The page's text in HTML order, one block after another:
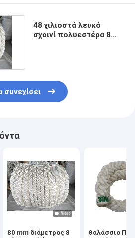
48 χιλιοστά λευκό
σχοινί πολυεστέρα 8
συνεχίσει
80 mm διάμετρος 8
Θαλάσσιο